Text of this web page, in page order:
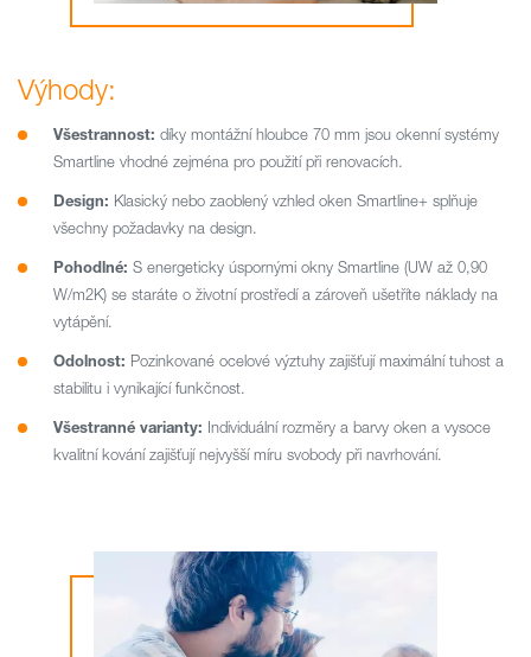
Výhody:
Všestrannost: díky montážní hloubce 70 mm jsou okenní systémy
Smartline vhodné zejména pro použití při renovacích.
Design: Klasický nebo zaoblený vzhled oken Smartline+ splňuje
všechny požadavky na design.
Pohodlné: S energeticky úspornými okny Smartline (UW až 0,90
W/m2K) se staráte o životní prostředí a zároveň ušetříte náklady na
vytápění.
Odolnost: Pozinkované ocelové výztuhy zajišťují maximální tuhost a
stabilitu i vynikající funkčnost.
Všestranné varianty: Individuální rozměry a barvy oken a vysoce
kvalitní kování zajišťují nejvyšší míru svobody při navrhování.